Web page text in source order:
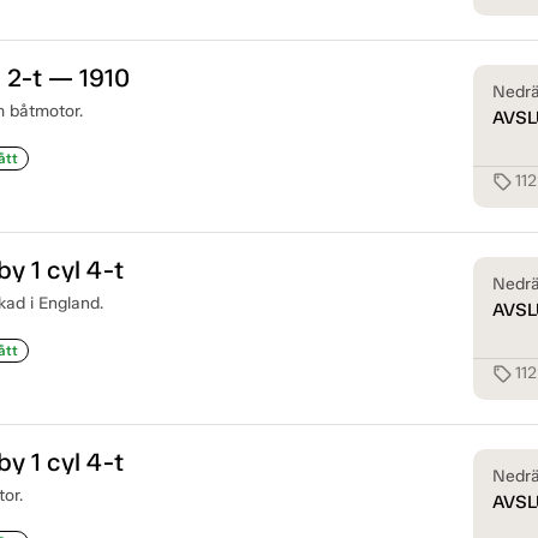
2-t — 1910
båtmotor.
sell
1 cyl 4-t
i England.
sell
1 cyl 4-t